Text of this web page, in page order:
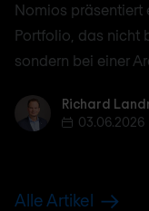
Nomios präsentiert
Portfolio, das nicht
sondern bei einer
Richard Landman
Richard
03.06.2026
Alle Artikel